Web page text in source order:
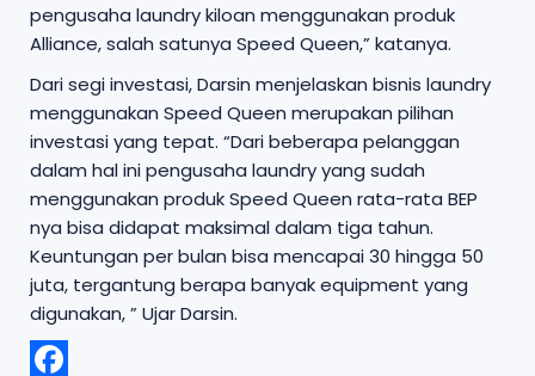
pengusaha laundry kiloan menggunakan produk
Alliance, salah satunya Speed Queen,” katanya.
Dari segi investasi, Darsin menjelaskan bisnis laundry
menggunakan Speed Queen merupakan pilihan
investasi yang tepat. “Dari beberapa pelanggan
dalam hal ini pengusaha laundry yang sudah
menggunakan produk Speed Queen rata-rata BEP
nya bisa didapat maksimal dalam tiga tahun.
Keuntungan per bulan bisa mencapai 30 hingga 50
juta, tergantung berapa banyak equipment yang
digunakan, ” Ujar Darsin.